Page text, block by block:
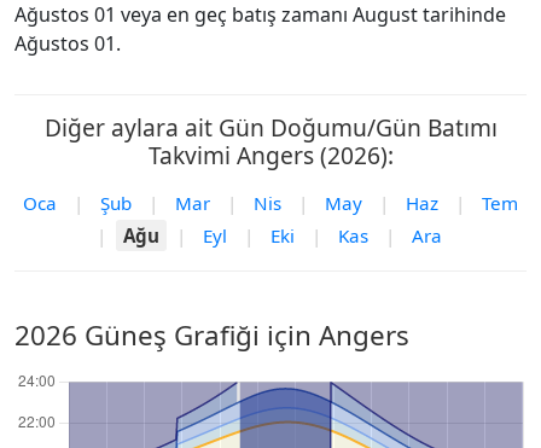
Ağustos 01 veya en geç batış zamanı August tarihinde
Ağustos 01.
Diğer aylara ait Gün Doğumu/Gün Batımı
Takvimi Angers (2026):
Oca | Şub | Mar | Nis | May | Haz |
Tem
|
Ağu | Eyl | Eki | Kas | Ara
2026 Güneş Grafiği için Angers